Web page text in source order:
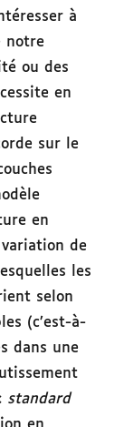
à
notre
ou des
en
sur le
en
de
les
selon
(c’est-à-
dans une
standard